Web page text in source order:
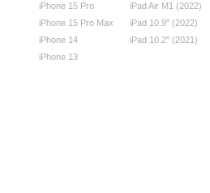
iPhone 15 Pro
iPhone 15 Pro Max
iPhone 14
iPhone 13
iPad Air M1 (2022)
iPad 10.9" (2022)
iPad 10.2" (2021)